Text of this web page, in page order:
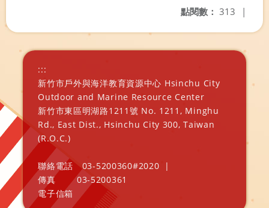
點閱數： 313 |
:::
新竹市戶外與海洋教育資源中心 Hsinchu City
Outdoor and Marine Resource Center
新竹市東區明湖路1211號 No. 1211, Minghu
Rd., East Dist., Hsinchu City 300, Taiwan
(R.O.C.)
聯絡電話 03-5200360#2020
|
傳真
03-5200361
電子信箱